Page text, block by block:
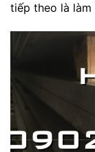
tiếp theo là làm